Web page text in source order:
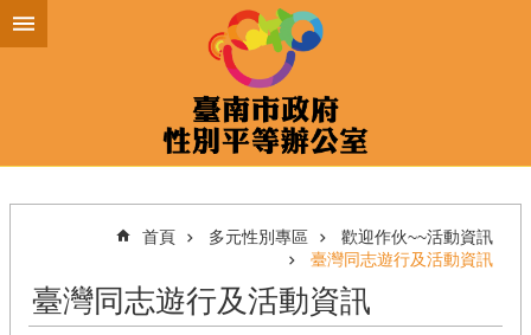
跳到主要內容區塊
首頁 多元性別專區
歡迎作伙~~活動資訊
臺灣同志遊行及活動資訊
臺灣同志遊行及活動資訊